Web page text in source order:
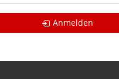
Anmelden